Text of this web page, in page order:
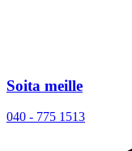
Soita meille
040 - 775 1513